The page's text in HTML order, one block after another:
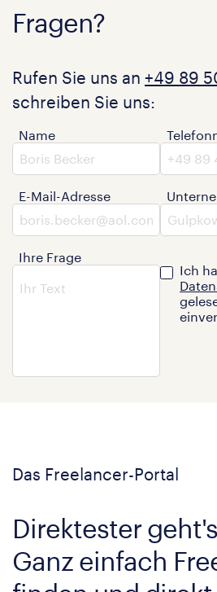
Fragen?
Rufen Sie uns an +49 89
schreiben Sie uns:
Name
E-Mail-Adresse
Ihre Frage
Ich
Das Freelancer-Portal
Direktester
Ganz einfach